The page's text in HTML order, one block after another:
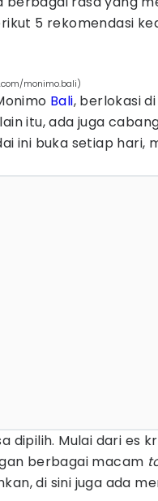
5 rekomendasi
monimo.bali)
Bali, berlokasi
itu, ada juga
ini buka setiap hari,
dipilih. Mulai dari es
berbagai macam
di sini juga ada